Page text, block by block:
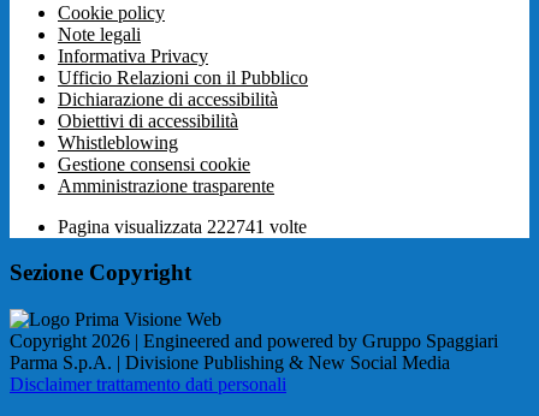
Cookie policy
Note legali
Informativa Privacy
Ufficio Relazioni con il Pubblico
Dichiarazione di accessibilità
Obiettivi di accessibilità
Whistleblowing
Gestione consensi cookie
Amministrazione trasparente
Pagina visualizzata 222741 volte
Sezione Copyright
Copyright 2026 | Engineered and powered by Gruppo Spaggiari
Parma S.p.A. | Divisione Publishing & New Social Media
Disclaimer trattamento dati personali